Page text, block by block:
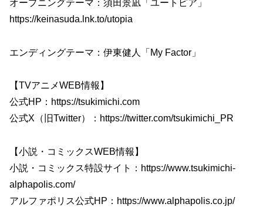
オープニングテーマ：須田景凪「ユートピア」
https://keinasuda.lnk.to/utopia
エンディングテーマ：伊東健人「My Factor」
【TVアニメWEB情報】
公式HP：https://tsukimichi.com
公式X（旧Twitter）：https://twitter.com/tsukimichi_PR
【小説・コミックスWEB情報】
小説・コミックス特設サイト：https://www.tsukimichi-
alphapolis.com/
アルファポリス公式HP：https://www.alphapolis.co.jp/